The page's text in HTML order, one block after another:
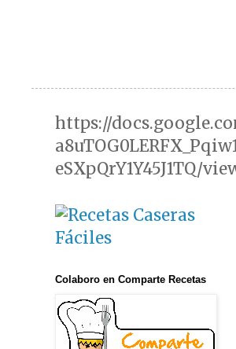
https://
eSXpQrY1Y45J1TQ/
Colaboro en Comparte Recetas